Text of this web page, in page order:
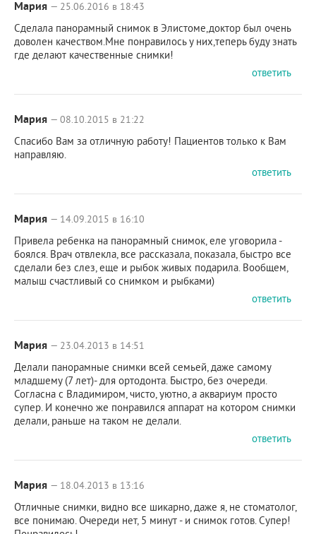
Мария — 25.06.2016 в 18:43
Сделала панорамный снимок в Элистоме,доктор был очень
доволен качеством.Мне понравилось у них,теперь буду знать
где делают качественные снимки!
ответить
Мария — 08.10.2015 в 21:22
Спасибо Вам за отличную работу! Пациентов только к Вам
направляю.
ответить
Мария — 14.09.2015 в 16:10
Привела ребенка на панорамный снимок, еле уговорила -
боялся. Врач отвлекла, все рассказала, показала, быстро все
сделали без слез, еще и рыбок живых подарила. Вообщем,
малыш счастливый со снимком и рыбками)
ответить
Мария — 23.04.2013 в 14:51
Делали панорамные снимки всей семьей, даже самому
младшему (7 лет)- для ортодонта. Быстро, без очереди.
Согласна с Владимиром, чисто, уютно, а аквариум просто
супер. И конечно же понравился аппарат на котором снимки
делали, раньше на таком не делали.
ответить
Мария — 18.04.2013 в 13:16
Отличные снимки, видно все шикарно, даже я, не стоматолог,
все понимаю. Очереди нет, 5 минут - и снимок готов. Супер!